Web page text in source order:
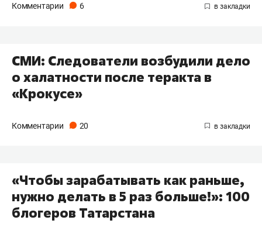
Комментарии 6
СМИ: Следователи возбудили дело
о халатности после теракта в
«Крокусе»
Комментарии 20
«Чтобы зарабатывать как раньше,
нужно делать в 5 раз больше!»: 100
блогеров Татарстана